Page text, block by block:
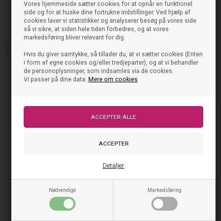
Vores hjemmeside sætter cookies for at opnår en funktionel
side og for at huske dine fortrukne indstillinger. Ved hjælp af
cookies laver vi statistikker og analyserer besøg på vores side
så vi sikre, at siden hele tiden forbedres, og at vores
markedsføring bliver relevant for dig.
Hvis du giver samtykke, så tillader du, at vi sætter cookies (Enten
i form af egne cookies og/eller tredjeparter), og at vi behandler
de personoplysninger, som indsamles via de cookies.
Vi passer på dine data. Mere om cookies
Nødvendige Markedsføring
Detaljer
199,95 79,98 DKK
På lager, klar til levering
60%
NYHED NYHED